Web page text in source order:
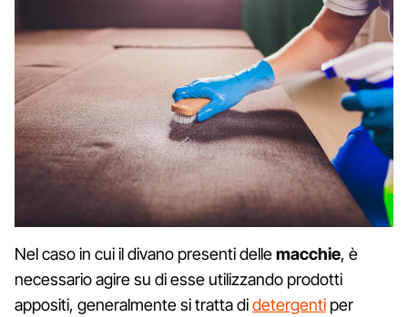
Nel caso in cui il divano presenti dellemacchie, è
necessario agire su di esse utilizzando prodotti
appositi, generalmente si tratta didetergenti per